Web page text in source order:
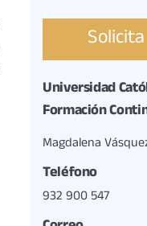
Universidad
Formación
Magdalena
Teléfono
932 900 547